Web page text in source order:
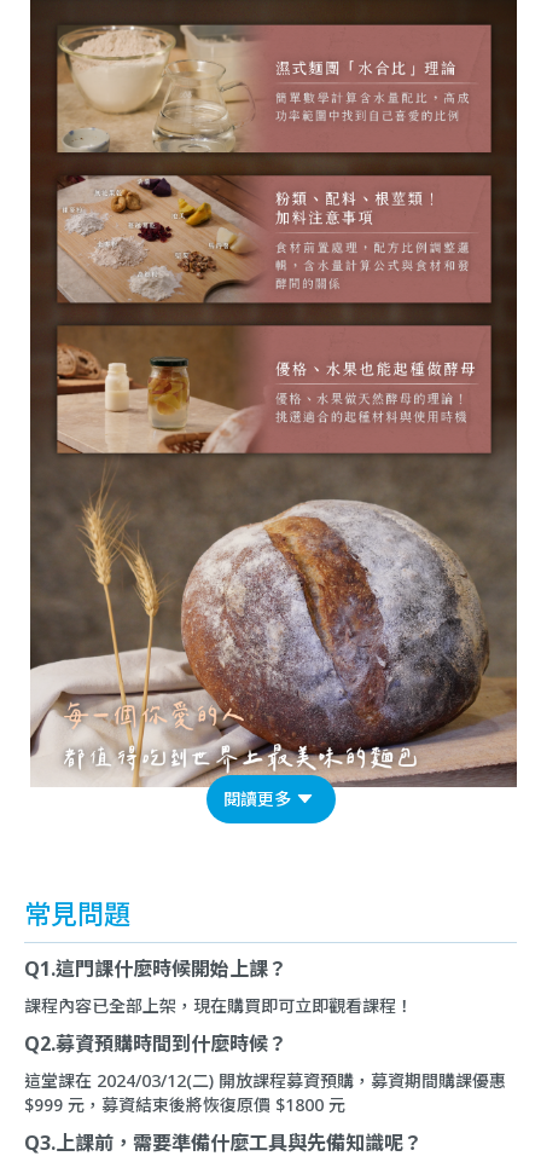
閱讀更多
常見問題
Q1.這門課什麼時候開始上課？
課程內容已全部上架，現在購買即可立即觀看課程！
Q2.募資預購時間到什麼時候？
這堂課在 2024/03/12(二) 開放課程募資預購，募資期間購課優惠
$999 元，募資結束後將恢復原價 $1800 元
Q3.上課前，需要準備什麼工具與先備知識呢？